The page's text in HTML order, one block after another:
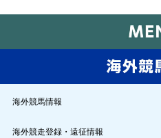
海外競馬情報
海外競走登録・遠征情報